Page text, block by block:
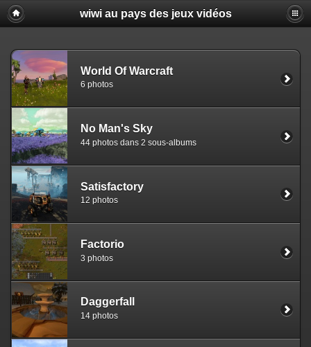
wiwi au pays des jeux vidéos
World Of Warcraft
6 photos
No Man's Sky
44 photos dans 2 sous-albums
Satisfactory
12 photos
Factorio
3 photos
Daggerfall
14 photos